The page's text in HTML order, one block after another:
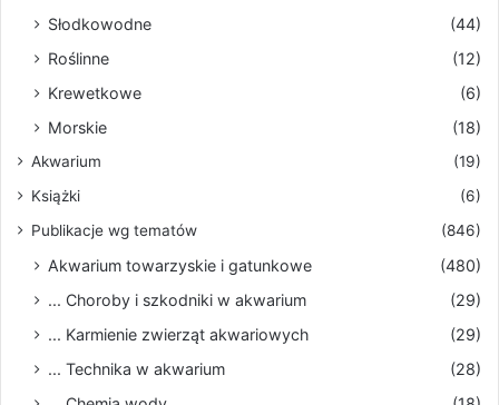
Słodkowodne
(44)
Roślinne
(12)
Krewetkowe
(6)
Morskie
(18)
Akwarium
(19)
Książki
(6)
Publikacje wg tematów
(846)
Akwarium towarzyskie i gatunkowe
(480)
... Choroby i szkodniki w akwarium
(29)
... Karmienie zwierząt akwariowych
(29)
... Technika w akwarium
(28)